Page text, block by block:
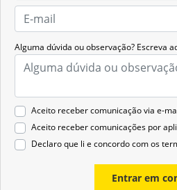
Alguma dúvida ou observação? Escreva
Aceito receber comunicação via e-
Aceito receber comunicações por
Declaro que li e concordo com os
Entrar em